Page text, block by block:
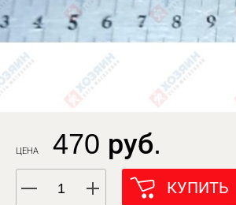
ЦЕНА 470 руб.
КУПИТЬ